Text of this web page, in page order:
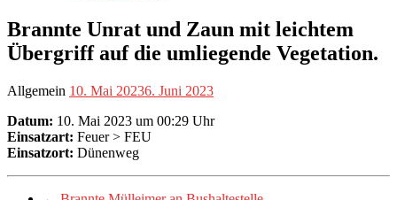
Brannte Unrat und Zaun mit leichtem
Übergriff auf die umliegende Vegetation.
Allgemein 10. Mai 20236. Juni 2023
Datum: 10. Mai 2023 um 00:29 Uhr
Einsatzart: Feuer > FEU
Einsatzort: Dünenweg